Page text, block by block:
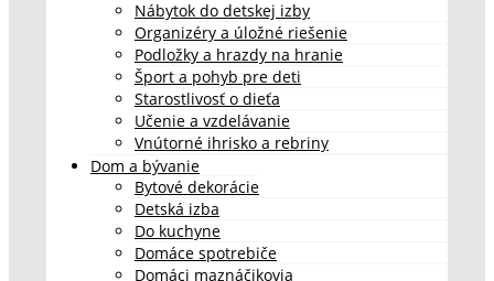
Nábytok do detskej izby
Organizéry a úložné riešenie
Podložky a hrazdy na hranie
Šport a pohyb pre deti
Starostlivosť o dieťa
Učenie a vzdelávanie
Vnútorné ihrisko a rebriny
Dom a bývanie
Bytové dekorácie
Detská izba
Do kuchyne
Domáce spotrebiče
Domáci maznáčikovia